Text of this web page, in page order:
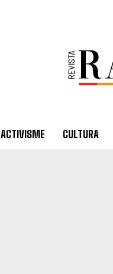
ACTIVISME CULTURA